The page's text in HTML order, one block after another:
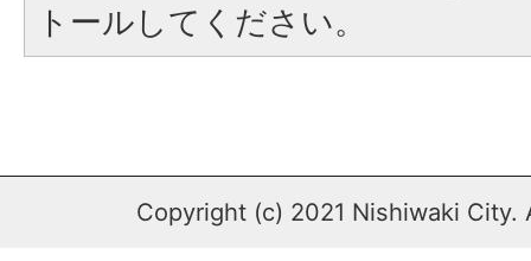
トールしてください。
Copyright (c) 2021 Nishiwaki City.